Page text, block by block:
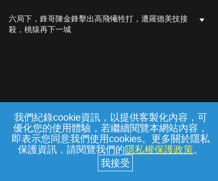
我們紀錄cookie資訊，以提供客製化內容，可
優化您的使用體驗，若繼續閱覽本網站內容，
即表示您同意我們使用cookies。更多關於隱私
保護資訊，請閱覽我們的隱私權保護政策。
六局下，鋒哥陳金鋒擊出高飛犧牲打，遭羅德美技接
殺，桃猿再下一城
常見問題 線上客服 服務條款 隱私權保護
中華電信股份有限公司個人家庭分公司
(統一編號：96979949) © 2026
{{notifyMsg}}